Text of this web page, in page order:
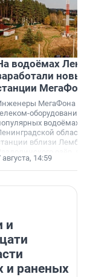
водоёмах
МегаФона
оборудование
водоёмах
вблизи
от Большого
августа, 14:59
и
и раненых